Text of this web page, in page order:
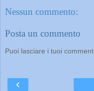
Nessun commento:
Posta un commento
Puoi lasciare i tuoi
‹